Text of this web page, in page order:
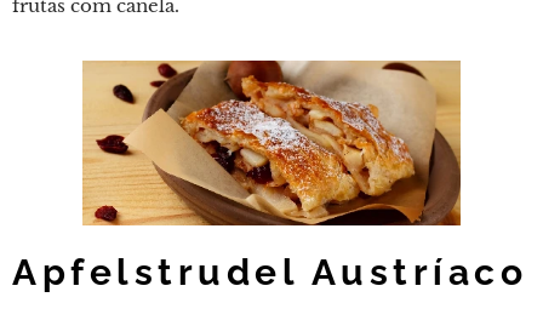
frutas com canela.
Apfelstrudel Austríaco